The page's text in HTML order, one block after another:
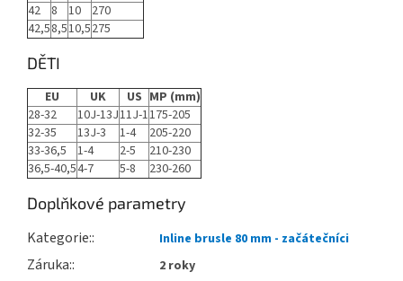
42 8 10
270
42,58,510,5275
DĚTI
EU UK US MP (mm)
28-32
10J-13J11J-1175-205
32-35
13J-3 1-4
205-220
33-36,5
1-4 2-5
210-230
36,5-40,54-7 5-8 230-260
Doplňkové parametry
Kategorie: Inline brusle 80 mm - začátečníci
Záruka: 2 roky